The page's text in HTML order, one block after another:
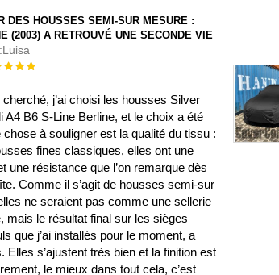
DES HOUSSES SEMI-SUR MESURE :
(2003) A RETROUVÉ UNE SECONDE VIE
Luisa
:
j’ai choisi les housses Silver
A4 B6 S-Line Berline, et le choix a été
à souligner est la qualité du tissu :
fines classiques, elles ont une
une résistance que l’on remarque dès
Comme il s’agit de housses semi-sur
ne seraient pas comme une sellerie
mais le résultat final sur les sièges
que j’ai installés pour le moment, a
Elles s’ajustent très bien et la finition est
le mieux dans tout cela, c’est